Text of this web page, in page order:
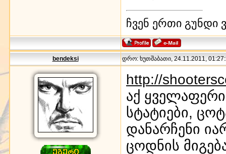
ჩვენ ერთი გუნდი
bendeksi დრო: ხუთშაბათი, 24.11.2011,
http://
აქ
სტატიები,
დანარჩენი
ცოდნის